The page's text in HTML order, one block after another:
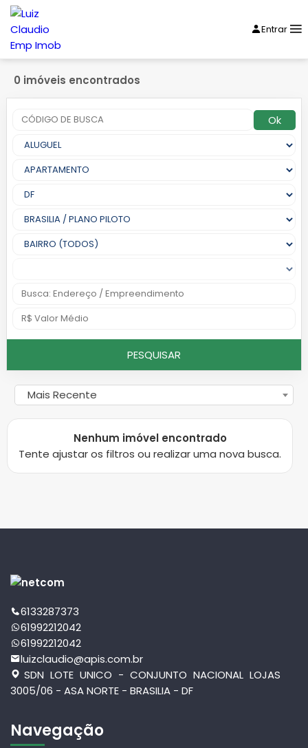
Entrar
0 imóveis encontrados
Ok
PESQUISAR
Mais Recente
Nenhum imóvel encontrado
Tente ajustar os filtros ou realizar uma nova busca.
6133287373
61992212042
61992212042
luizclaudio@apis.com.br
SDN LOTE UNICO - CONJUNTO NACIONAL LOJAS
3005/06 - ASA NORTE - BRASILIA - DF
Navegação